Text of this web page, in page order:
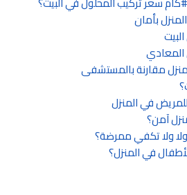
بأمان
مقارنة بالمستشفى
في المنزل
آمن؟
ولا تكفي ممرضة؟
في المنزل؟